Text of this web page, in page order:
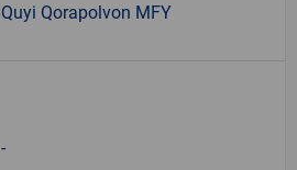
Quyi Qorapolvon MFY
-